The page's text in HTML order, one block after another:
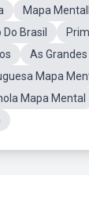
Mapa
Brasil
As
Mapa
Mapa Mental